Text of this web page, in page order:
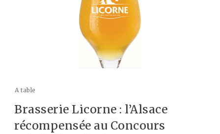
A table
Brasserie Licorne : l’Alsace
récompensée au Concours